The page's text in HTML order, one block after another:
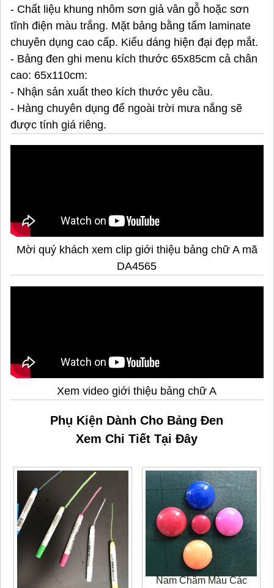
- Chất liệu khung nhôm sơn giả vân gỗ hoặc sơn
tĩnh điện màu trắng. Mặt bảng bằng tấm laminate
chuyên dụng cao cấp. Kiểu dáng hiện đại đẹp mắt.
- Bảng đen ghi menu kích thước 65x85cm cả chân
cao: 65x110cm:
- Nhận sản xuất theo kích thước yêu cầu.
- Hàng chuyên dụng để ngoài trời mưa nắng sẽ
được tính giá riêng.
Mời quý khách xem clip giới thiệu bảng chữ A mã
DA4565
Xem video giới thiệu bảng chữ A
Phụ Kiện Dành Cho Bảng Đen
Xem Chi Tiết Tại Đây
Nam Châm Màu Các